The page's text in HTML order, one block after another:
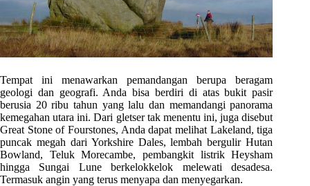
Tempat ini menawarkan pemandangan berupa beragam
geologi dan geografi. Anda bisa berdiri di atas bukit pasir
berusia 20 ribu tahun yang lalu dan memandangi panorama
kemegahan utara ini. Dari gletser tak menentu ini, juga disebut
Great Stone of Fourstones, Anda dapat melihat Lakeland, tiga
puncak megah dari Yorkshire Dales, lembah bergulir Hutan
Bowland, Teluk Morecambe, pembangkit listrik Heysham
hingga Sungai Lune berkelokkelok melewati desadesa.
Termasuk angin yang terus menyapa dan menyegarkan.